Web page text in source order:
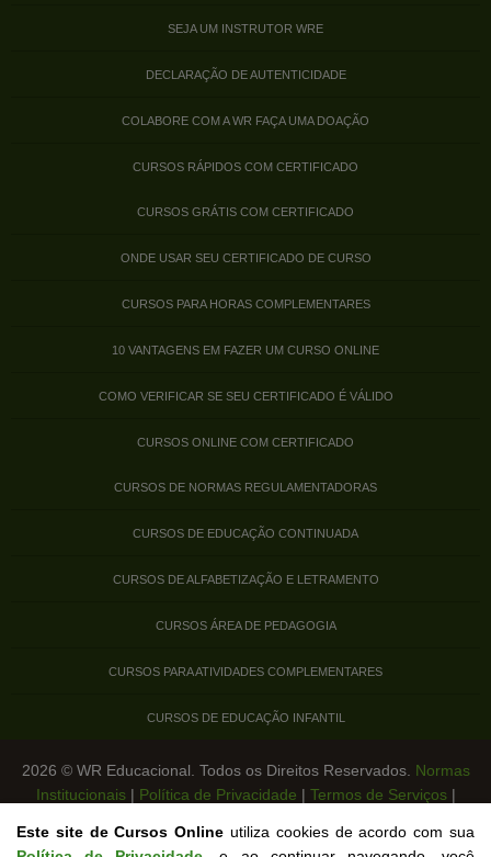
SEJA UM INSTRUTOR WRE
DECLARAÇÃO DE AUTENTICIDADE
COLABORE COM A WR FAÇA UMA DOAÇÃO
CURSOS RÁPIDOS COM CERTIFICADO
CURSOS GRÁTIS COM CERTIFICADO
ONDE USAR SEU CERTIFICADO DE CURSO
CURSOS PARA HORAS COMPLEMENTARES
10 VANTAGENS EM FAZER UM CURSO ONLINE
COMO VERIFICAR SE SEU CERTIFICADO É VÁLIDO
CURSOS ONLINE COM CERTIFICADO
CURSOS DE NORMAS REGULAMENTADORAS
CURSOS DE EDUCAÇÃO CONTINUADA
CURSOS DE ALFABETIZAÇÃO E LETRAMENTO
CURSOS ÁREA DE PEDAGOGIA
CURSOS PARA ATIVIDADES COMPLEMENTARES
CURSOS DE EDUCAÇÃO INFANTIL
2026 © WR Educacional. Todos os Direitos Reservados. Normas
Institucionais| Política de Privacidade | Termos de Serviços|
Este site de Cursos Online utiliza cookies de acordo com sua